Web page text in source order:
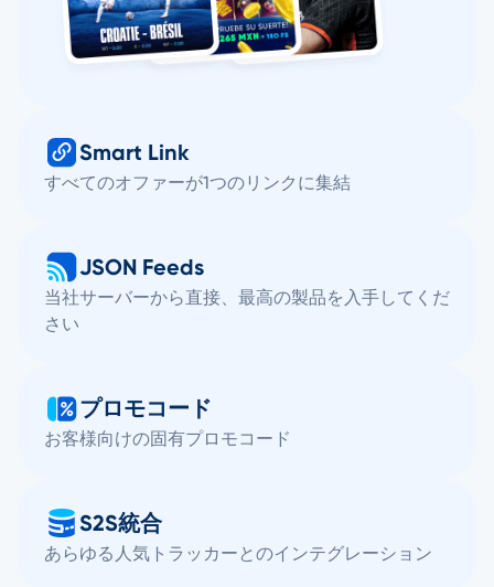
Smart Link
すべてのオファーが1つのリンクに集結
JSON Feeds
当社サーバーから直接、最高の製品を入手してくだ
さい
プロモコード
お客様向けの固有プロモコード
S2S統合
あらゆる人気トラッカーとのインテグレーション